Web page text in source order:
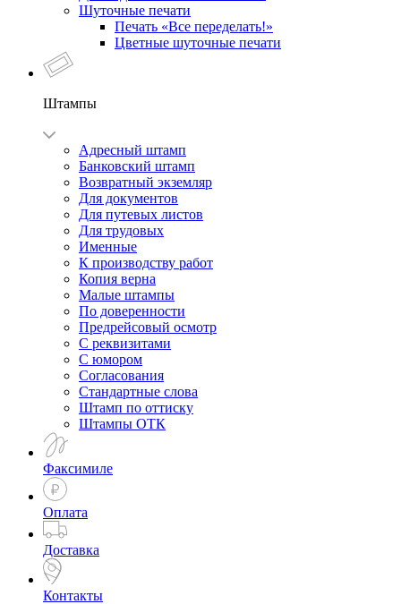
Шуточные печати
Печать «Все переделать!»
Цветные шуточные печати
Штампы
Адресный штамп
Банковский штамп
Возвратный экземляр
Для документов
Для путевых листов
Для трудовых
Именные
К производству работ
Копия верна
Малые штампы
По доверенности
Предрейсовый осмотр
С реквизитами
С юмором
Согласования
Стандартные слова
Штамп по оттиску
Штампы ОТК
Факсимиле
Оплата
Доставка
Контакты